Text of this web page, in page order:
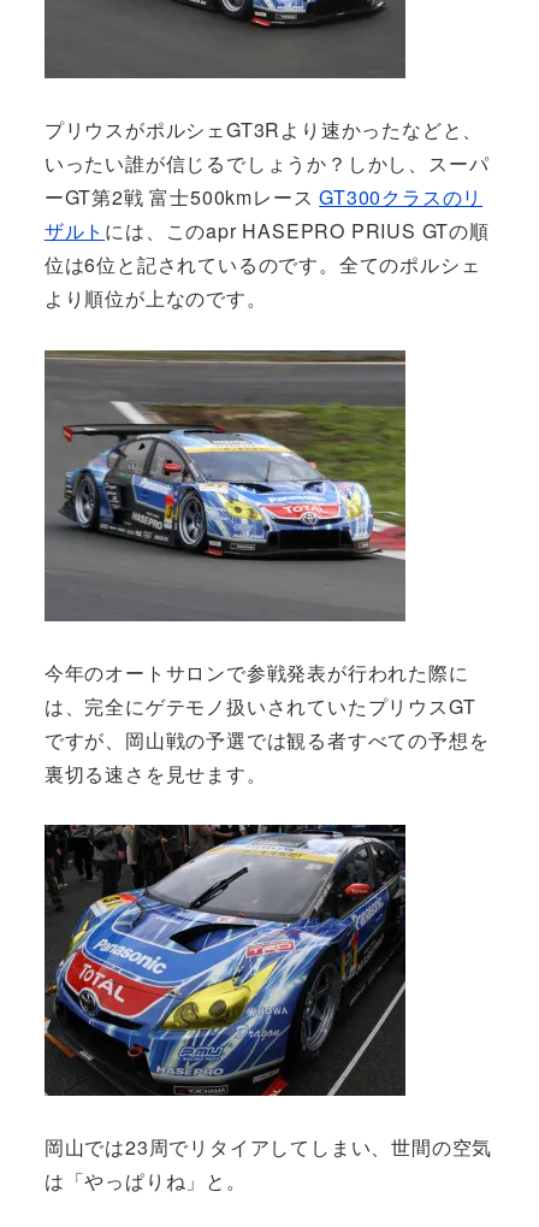
プリウスがポルシェGT3Rより速かったなどと、
いったい誰が信じるでしょうか？しかし、スーパ
ーGT第2戦 富士500kmレースGT300クラスのリ
ザルト には、このapr HASEPRO PRIUS GTの順
位は6位と記されているのです。全てのポルシェ
より順位が上なのです。
今年のオートサロンで参戦発表が行われた際に
は、完全にゲテモノ扱いされていたプリウスGT
ですが、岡山戦の予選では観る者すべての予想を
裏切る速さを見せます。
岡山では23周でリタイアしてしまい、世間の空気
は「やっぱりね」と。